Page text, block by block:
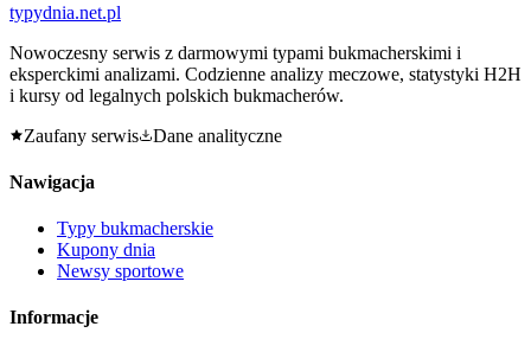
typydnia.net.pl
Nowoczesny serwis z darmowymi typami bukmacherskimi i
eksperckimi analizami. Codzienne analizy meczowe, statystyki H2H
i kursy od legalnych polskich bukmacherów.
Zaufany serwis
Dane analityczne
Nawigacja
Typy bukmacherskie
Kupony dnia
Newsy sportowe
Informacje